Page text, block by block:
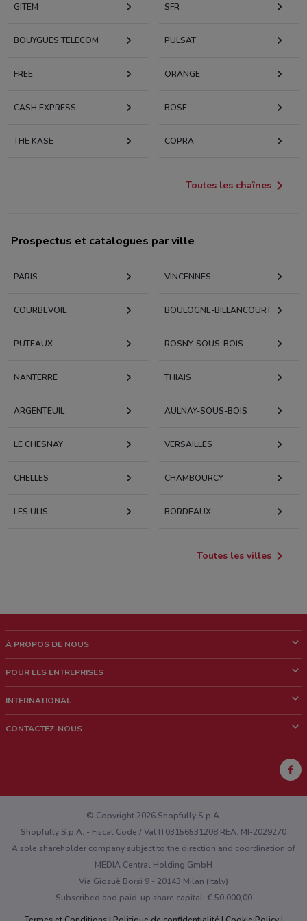
GITEM SFR
BOUYGUES TELECOM PULSAT
FREE ORANGE
CASH EXPRESS BOSE
THE KASE COPRA
Toutes les chaînes
Prospectus et catalogues par ville
PARIS VINCENNES
COURBEVOIE BOULOGNE-BILLANCOURT
PUTEAUX ROSNY-SOUS-BOIS
NANTERRE THIAIS
ARGENTEUIL AULNAY-SOUS-BOIS
LE CHESNAY VERSAILLES
CHELLES CHAMBOURCY
LES ULIS BORDEAUX
Toutes les villes
À PROPOS DE NOUS
News & Médias
POUR LES ENTREPRISES
Contacts commerciaux et/ou marketing
INTERNATIONAL
CONTACTEZ-NOUS
Vous rencontrez un problème technique sur l’appli ou le site?
© Copyright 2026 Shopfully S.p.A.
Shopfully S.p.A. - Fiscal Code / Vat IT03156531208 REA: MI-2029270
A sole shareholder company subject to the direction and coordination of
MEDIA Central Holding GmbH
Via Giosuè Borsi 9 - 20143 Milan (Italy)
Subscribed and paid-up share capital: € 50.000,00